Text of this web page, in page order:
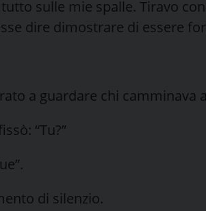
sulle mie spalle. Tiravo
dire dimostrare di essere
a guardare chi camminava
“Tu?”
di silenzio.